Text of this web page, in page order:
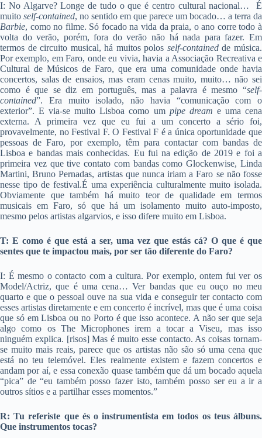
I: No Algarve? Longe de tudo o que é centro cultural nacional… É
muito self-contained, no sentido em que parece um bocado… a terra da
Barbie, como no filme. Só focado na vida da praia, o ano corre todo à
volta do verão, porém, fora do verão não há nada para fazer. Em
termos de circuito musical, há muitos polos self-containedde música.
Por exemplo, em Faro, onde eu vivia, havia a Associação Recreativa e
Cultural de Músicos de Faro, que era uma comunidade onde havia
concertos, salas de ensaios, mas eram cenas muito, muito… não sei
como é que se diz em português, mas a palavra é mesmo “self-
contained”. Era muito isolado, não havia “comunicação com o
exterior”. E via-se muito Lisboa como um pipe dream e uma cena
externa. A primeira vez que eu fui a um concerto a sério foi,
provavelmente, no Festival F. O Festival F é a única oportunidade que
pessoas de Faro, por exemplo, têm para contactar com bandas de
Lisboa e bandas mais conhecidas. Eu fui na edição de 2019 e foi a
primeira vez que tive contato com bandas como Glockenwise, Linda
Martini, Bruno Pernadas, artistas que nunca iriam a Faro se não fosse
nesse tipo de festival.É uma experiência culturalmente muito isolada.
Obviamente que também há muito teor de qualidade em termos
musicais em Faro, só que há um isolamento muito auto-imposto,
mesmo pelos artistas algarvios, e isso difere muito em Lisboa.
T: E como é que está a ser, uma vez que estás cá? O que é que
sentes que te impactou mais, por ser tão diferente do Faro?
I: É mesmo o contacto com a cultura. Por exemplo, ontem fui ver os
Model/Actriz, que é uma cena… Ver bandas que eu ouço no meu
quarto e que o pessoal ouve na sua vida e conseguir ter contacto com
esses artistas diretamente e em concerto é incrível, mas que é uma coisa
que só em Lisboa ou no Porto é que isso acontece. A não ser que seja
algo como os The Microphones irem a tocar a Viseu, mas isso
ninguém explica. [risos] Mas é muito esse contacto. As coisas tornam-
se muito mais reais, parece que os artistas não são só uma cena que
está no teu telemóvel. Eles realmente existem e fazem concertos e
andam por aí, e essa conexão quase também que dá um bocado aquela
“pica” de “eu também posso fazer isto, também posso ser eu a ir a
outros sítios e a partilhar esses momentos.”
R: Tu referiste que és o instrumentista em todos os teus álbuns.
Que instrumentos tocas?